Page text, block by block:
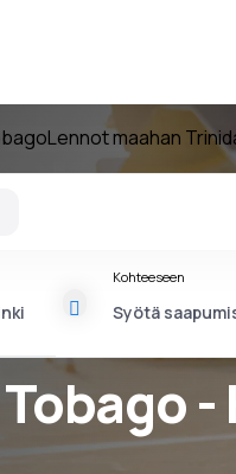
Lennot maahan
Kohteeseen